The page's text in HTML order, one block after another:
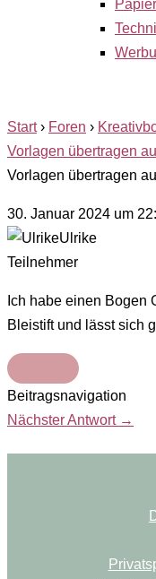
Start › Foren ›
Vorlagen übertragen
Vorlagen übertragen
30. Januar 2024 um
Ulrike
Teilnehmer
Ich habe einen Bogen
Bleistift und lässt sich
Beitragsnavigation
Nächster Antwort →